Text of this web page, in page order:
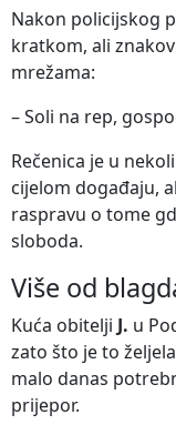
Nakon policijskog
kratkom, ali
mrežama:
– Soli na rep,
Rečenica je u
cijelom događaju,
raspravu o tome
sloboda.
Više od
Kuća obitelji J. u
zato što je to
malo danas
prijepor.